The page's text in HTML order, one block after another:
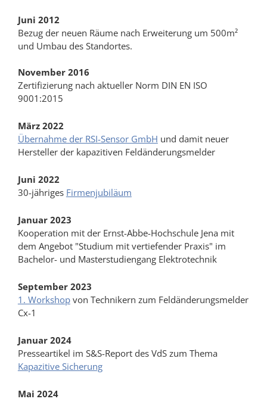
Juni 2012
Bezug der neuen Räume nach Erweiterung um 500m²
und Umbau des Standortes.
November 2016
Zertifizierung nach aktueller Norm DIN EN ISO
9001:2015
März 2022
Übernahme der RSI-Sensor GmbH und damit neuer
Hersteller der kapazitiven Feldänderungsmelder
Juni 2022
30-jähriges Firmenjubiläum
Januar 2023
Kooperation mit der Ernst-Abbe-Hochschule Jena mit
dem Angebot "Studium mit vertiefender Praxis" im
Bachelor- und Masterstudiengang Elektrotechnik
September 2023
1. Workshopvon Technikern zum Feldänderungsmelder
Cx-1
Januar 2024
Presseartikel im S&S-Report des VdS zum Thema
Kapazitive Sicherung
Mai 2024